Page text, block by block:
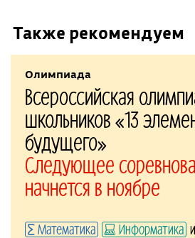
Также рекомендуем
Олимпиада
Всероссийская
школьников «13
будущего»
Следующее
начнется в ноябре
Математика Информатика